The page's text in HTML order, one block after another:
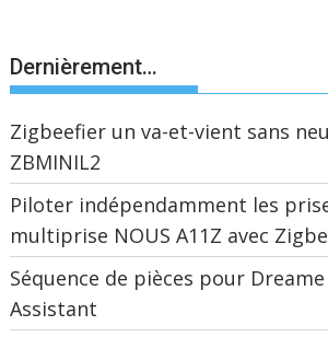
Dernièrement…
Zigbeefier un va-et-vient sans
ZBMINIL2
Piloter indépendamment les
multiprise NOUS A11Z avec
Séquence de pièces pour
Assistant